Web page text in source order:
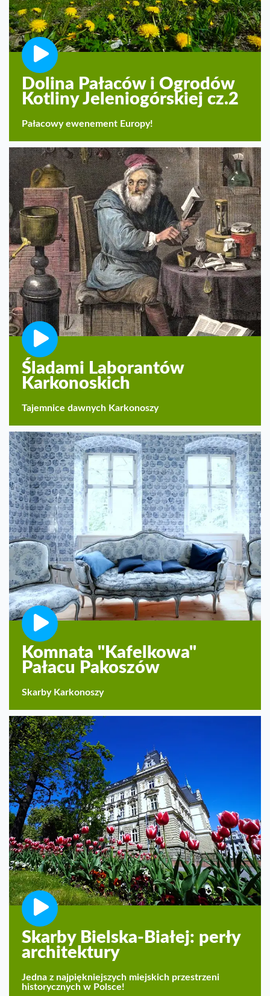
Dolina Pałaców i Ogrodów
Kotliny Jeleniogórskiej cz.2
Pałacowy ewenement Europy!
Śladami Laborantów
Karkonoskich
Tajemnice dawnych Karkonoszy
Komnata "Kafelkowa"
Pałacu Pakoszów
Skarby Karkonoszy
Skarby Bielska-Białej: perły
architektury
Jedna z najpiękniejszych miejskich przestrzeni
historycznych w Polsce!